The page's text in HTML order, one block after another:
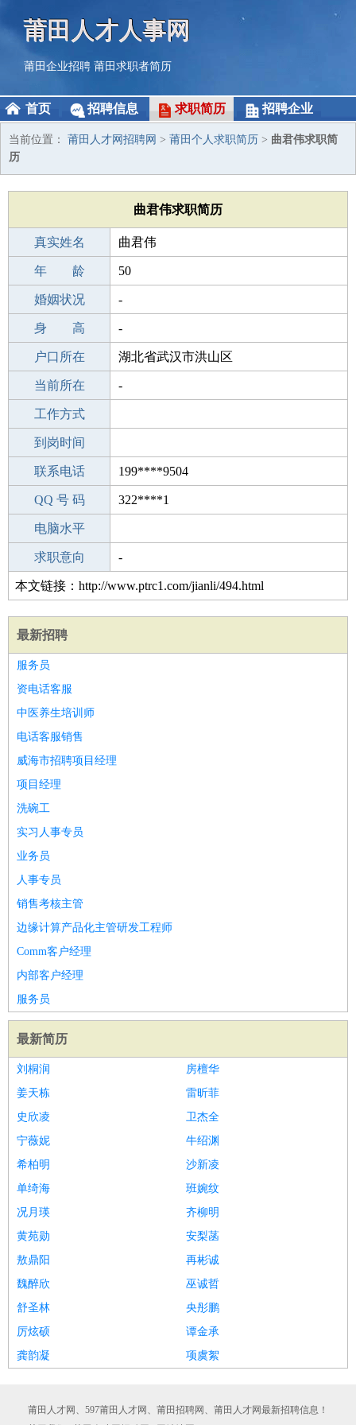
莆田人才人事网
莆田企业招聘 莆田求职者简历
首页 招聘信息 求职简历 招聘企业
当前位置： 莆田人才网招聘网 > 莆田个人求职简历 > 曲君伟求职简
历
曲君伟求职简历
真实姓名 曲君伟
性 别 男
年 龄 50
出生年月 1976-04-03
婚姻状况 -
学 历 高中
身 高 -
毕业学校 重庆涪陵实验中学
户口所在 湖北省武汉市洪山区
所学专业 -
当前所在 -
工作经验
工作方式
驾 照
到岗时间
期望月薪
联系电话 199****9504
手机号码 199****9504
QQ 号 码 322****1
微信号码
电脑水平
外语水平
求职意向 -
本文链接：http://www.ptrc1.com/jianli/494.html
最新招聘
服务员
资电话客服
中医养生培训师
电话客服销售
威海市招聘项目经理
项目经理
洗碗工
实习人事专员
业务员
人事专员
销售考核主管
边缘计算产品化主管研发工程师
Comm客户经理
内部客户经理
服务员
最新简历
刘桐润
房檀华
姜天栋
雷昕菲
史欣凌
卫杰全
宁薇妮
牛绍渊
希柏明
沙新凌
单绮海
班婉纹
况月瑛
齐柳明
黄苑勋
安梨菡
敖鼎阳
再彬诚
魏醉欣
巫诚哲
舒圣林
央彤鹏
厉炫硕
谭金承
龚韵凝
项虞絮
莆田人才网、597莆田人才网、莆田招聘网、莆田人才网最新招聘信息！